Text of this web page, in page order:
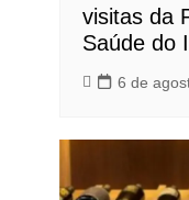
visitas da
Saúde do
6 de